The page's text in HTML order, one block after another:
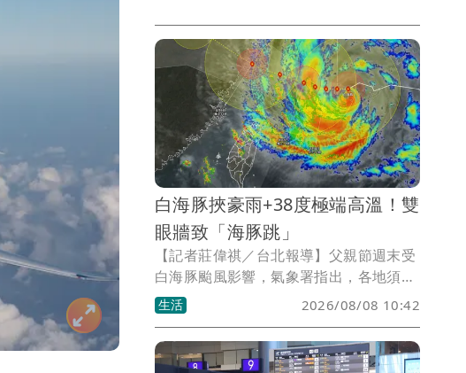
白海豚挾豪雨+38度極端高溫！雙
眼牆致「海豚跳」
【記者莊偉祺／台北報導】父親節週末受
白海豚颱風影響，氣象署指出，各地須防
豪雨、雷雨，更有局部38度極端高溫須注
意！氣象粉專則指出，白海豚颱風因有雙
眼牆結構，整體動向恐持續出現「海豚
跳」的擺線運動。
生活 2026/08/08 10:42